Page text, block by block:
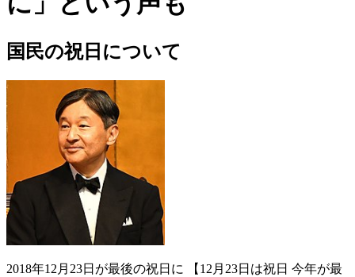
国民の祝日について
2018年12月23日が最後の祝日に 【12月23日は祝日 今年が最